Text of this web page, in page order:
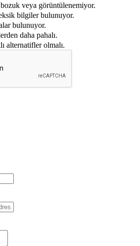
veya görüntülenemiyor.
bilgiler bulunuyor.
bulunuyor.
daha pahalı.
alternatifler olmalı.